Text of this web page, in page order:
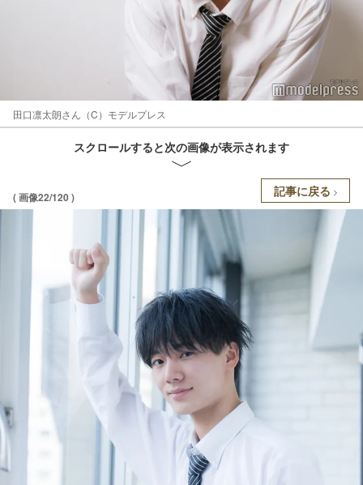
田口凛太朗さん（C）モデルプレス
スクロールすると次の画像が表示されます
( 画像22/120 ) 記事に戻る